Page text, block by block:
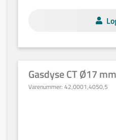
Gasdyse CT Ø17
Varenummer: 42,0001,4050,5